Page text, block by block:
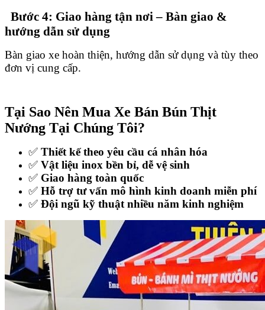
Bước 4: Giao hàng tận nơi – Bàn giao &
hướng dẫn sử dụng
Bàn giao xe hoàn thiện, hướng dẫn sử dụng và tùy theo
đơn vị cung cấp.
Tại Sao Nên Mua Xe Bán Bún Thịt
Nướng Tại Chúng Tôi?
✅ Thiết kế theo yêu cầu cá nhân hóa
✅ Vật liệu inox bền bỉ, dễ vệ sinh
✅ Giao hàng toàn quốc
✅ Hỗ trợ tư vấn mô hình kinh doanh miễn phí
✅ Đội ngũ kỹ thuật nhiều năm kinh nghiệm